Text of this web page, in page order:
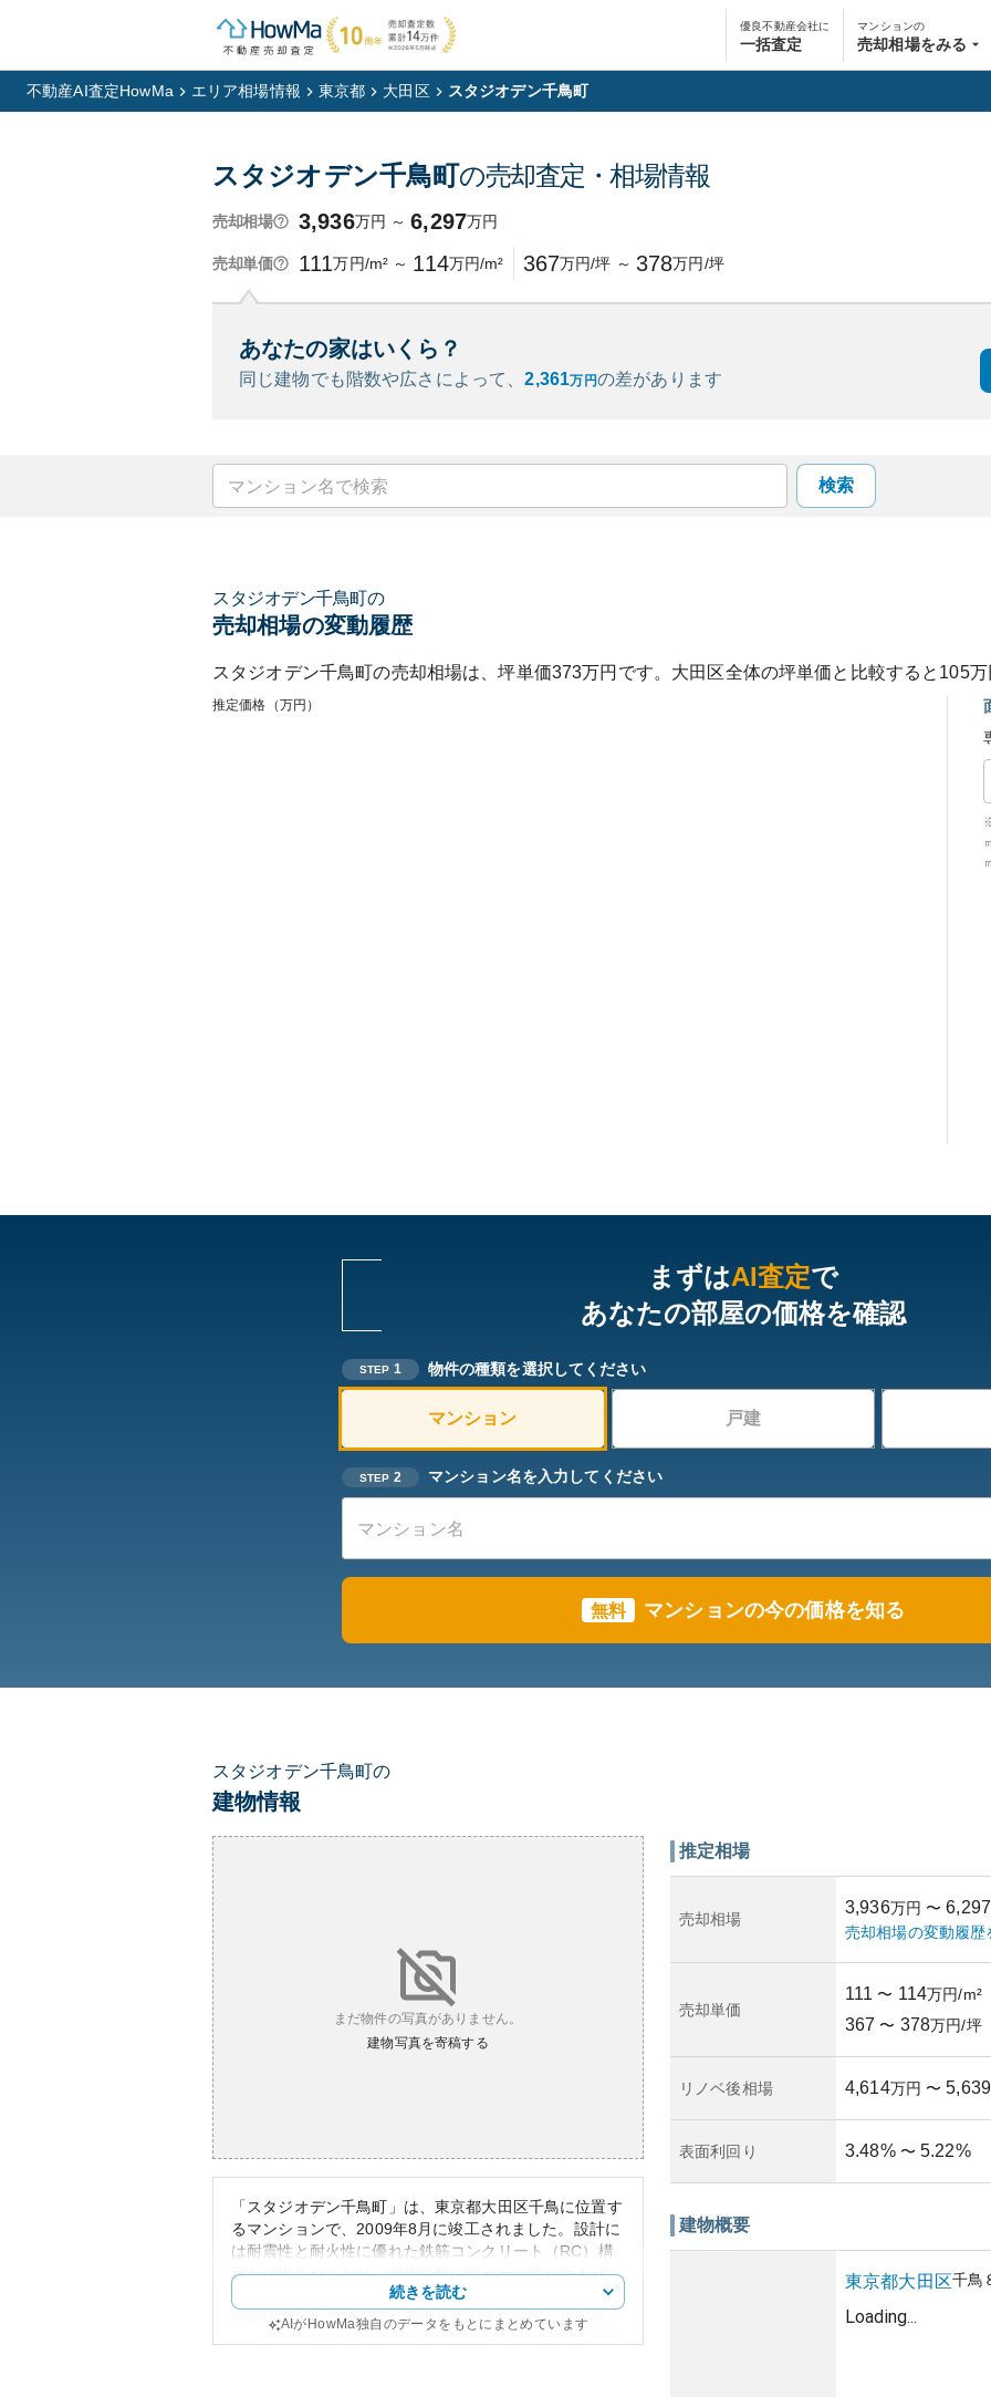
優良不動産会社に
一括査定
マンションの
売却相場をみる
不動産AI査定HowMa エリア相場情報 東京都 大田区 スタジオデン千鳥町
スタジオデン千鳥町の売却査定・相場情報
売却相場 3,936万円 ～ 6,297万円
売却単価 111万円/m² ～ 114万円/m² 367万円/坪 ～ 378万円/坪
あなたの家はいくら？
同じ建物でも階数や広さによって、2,361万円の差があります
検索
スタジオデン千鳥町の
売却相場の変動履歴
スタジオデン千鳥町の売却相場は、坪単価373万円です。 大田区全体の坪単価と比較すると 105万
推定価格（万円）
まずはAI査定で
あなたの部屋の価格を確認
STEP 1 物件の種類を選択してください
マンション 戸建
STEP 2 マンション名を入力してください
無料 マンションの今の価格を知る
スタジオデン千鳥町の
建物情報
まだ物件の写真がありません。
建物写真を寄稿する
「スタジオデン千鳥町」は、東京都大田区千鳥に位置す
るマンションで、2009年8月に竣工されました。設計に
は耐震性と耐火性に優れた鉄筋コンクリート（RC）構
造が採用されており、建物の耐久性と安全性が高まり、
周辺環境としては、落ち着いた住宅地に位置しながら
続きを読む
AIがHowMa独自のデータをもとにまとめています
推定相場
売却相場
3,936万円 〜 6,297
売却相場の変動履歴
売却単価
111 〜 114万円/m²
367 〜 378万円/坪
リノベ後相場 4,614万円 〜 5,639
表面利回り 3.48% 〜 5.22%
建物概要
東京都大田区千鳥
Loading...